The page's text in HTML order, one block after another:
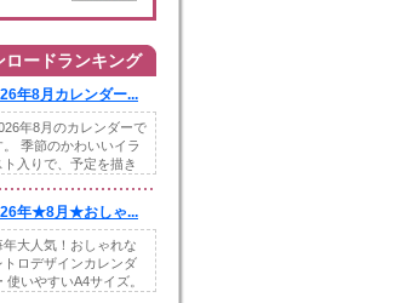
ロードランキング
年8月カレンダー...
年8月のカレンダーで
。 季節のかわいいイラ
ト入りで、予定を描き
年★8月★おしゃ...
年大人気！おしゃれな
トロデザインカレンダ
使いやすいA4サイズ。